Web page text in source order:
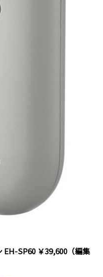
EH-SP60 ￥39,600（編集